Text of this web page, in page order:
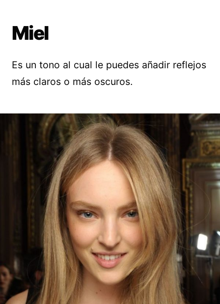
Miel
Es un tono al cual le puedes añadir reflejos
más claros o más oscuros.